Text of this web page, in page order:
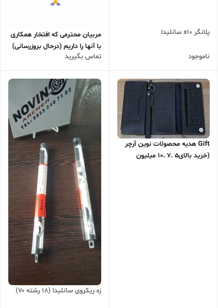
پلانگر x10 سانلیدا
ناموجود
مربیان محترمی که افتخار همکاری
با آنها را داریم (درحال بروزرسانی)
تماس بگیرید
Gift هدیه محصولات نوین آرچر
(خرید بالای۵ .۷ .۱۰ میلیون
زه ریکروی سانلیدا (۱۸ رشته ۷۰)